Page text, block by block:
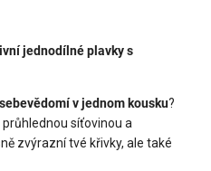
jednodílné plavky s
v jednom kousku?
síťovinou a
zvýrazní tvé křivky, ale také